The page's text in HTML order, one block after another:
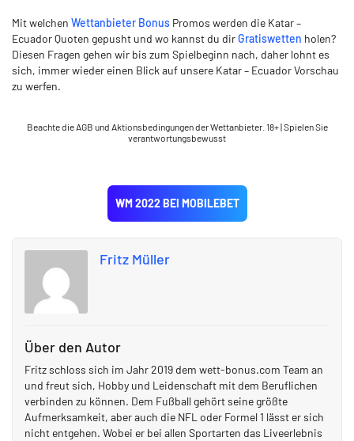
Mit welchen Wettanbieter Bonus Promos werden die Katar –
Ecuador Quoten gepusht und wo kannst du dirGratiswetten holen?
Diesen Fragen gehen wir bis zum Spielbeginn nach, daher lohnt es
sich, immer wieder einen Blick auf unsere Katar – Ecuador Vorschau
zu werfen.
Beachte die AGB und Aktionsbedingungen der Wettanbieter. 18+ | Spielen Sie
verantwortungsbewusst
WM 2022 BEI MOBILEBET
Fritz Müller
Über den Autor
Fritz schloss sich im Jahr 2019 dem wett-bonus.com Team an
und freut sich, Hobby und Leidenschaft mit dem Beruflichen
verbinden zu können. Dem Fußball gehört seine größte
Aufmerksamkeit, aber auch die NFL oder Formel 1 lässt er sich
nicht entgehen. Wobei er bei allen Sportarten das Liveerlebnis